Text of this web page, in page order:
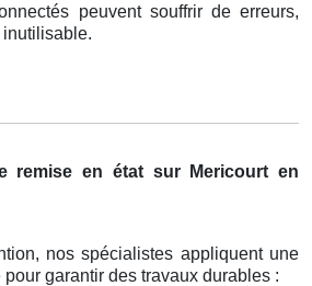
peuvent souffrir de erreurs,
inutilisable.
remise en état sur Mericourt en
nos spécialistes appliquent une
garantir des travaux durables :